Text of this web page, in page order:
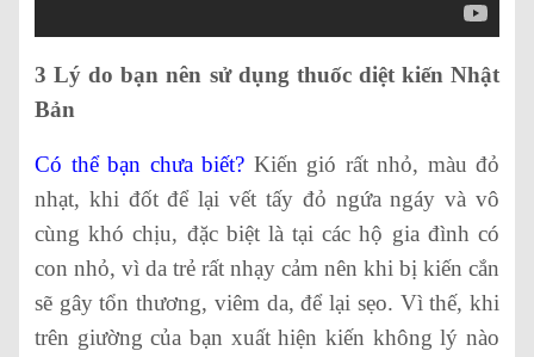
3 Lý do bạn nên sử dụng thuốc diệt kiến Nhật
Bản
Có thể bạn chưa biết? Kiến gió rất nhỏ, màu đỏ
nhạt, khi đốt để lại vết tấy đỏ ngứa ngáy và vô
cùng khó chịu, đặc biệt là tại các hộ gia đình có
con nhỏ, vì da trẻ rất nhạy cảm nên khi bị kiến cắn
sẽ gây tổn thương, viêm da, để lại sẹo. Vì thế, khi
trên giường của bạn xuất hiện kiến không lý nào